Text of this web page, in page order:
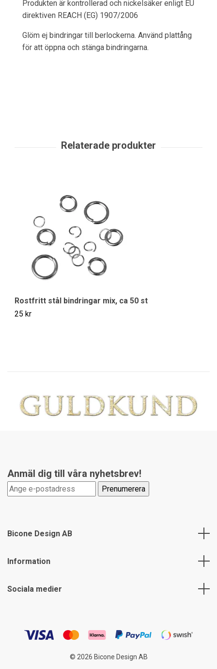
Produkten är kontrollerad och nickelsäker enligt EU
direktiven REACH (EG) 1907/2006
Glöm ej bindringar till berlockerna. Använd plattång
för att öppna och stänga bindringarna.
Rostfritt stål bindringar mix, ca 50 st
25 kr
Anmäl dig till våra nyhetsbrev!
Bicone Design AB
Information
Sociala medier
© 2026 Bicone Design AB